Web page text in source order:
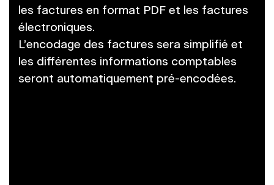
les factures en format PDF et les factures
électroniques.
L’encodage des factures sera simplifié et
les différentes informations comptables
seront automatiquement pré-encodées.